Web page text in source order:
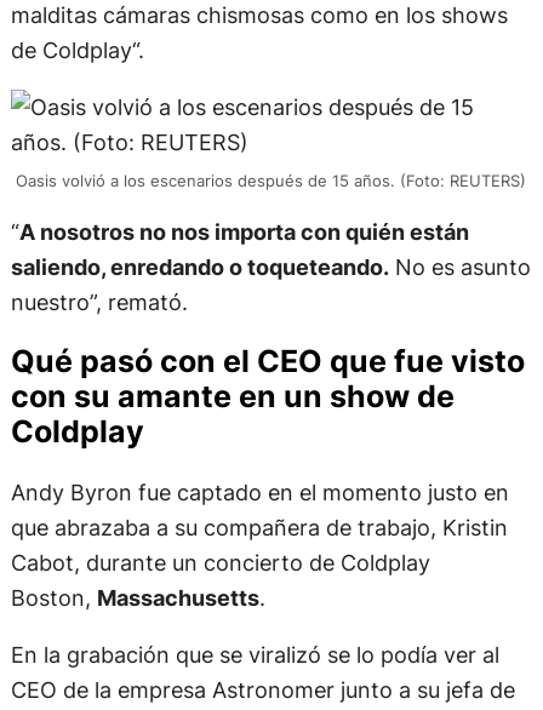
malditas cámaras chismosas como en los shows
de Coldplay“.
Oasis volvió a los escenarios después de 15 años. (Foto: REUTERS)
“A nosotros no nos importa con quién están
saliendo, enredando o toqueteando.No es asunto
nuestro”, remató.
Qué pasó con el CEO que fue visto
con su amante en un show de
Coldplay
Andy Byron fue captado en el momento justo en
que abrazaba a su compañera de trabajo, Kristin
Cabot, durante un concierto de Coldplay
Boston, Massachusetts.
En la grabación que se viralizó se lo podía ver al
CEO de la empresa Astronomer junto a su jefa de